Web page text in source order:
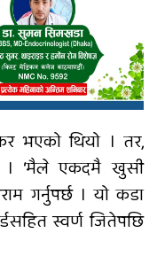
भएको थियो । तर,
। ‘मैले एकदमै खुसी
गर्नुपर्छ । यो कडा
स्वर्ण जितेपछि